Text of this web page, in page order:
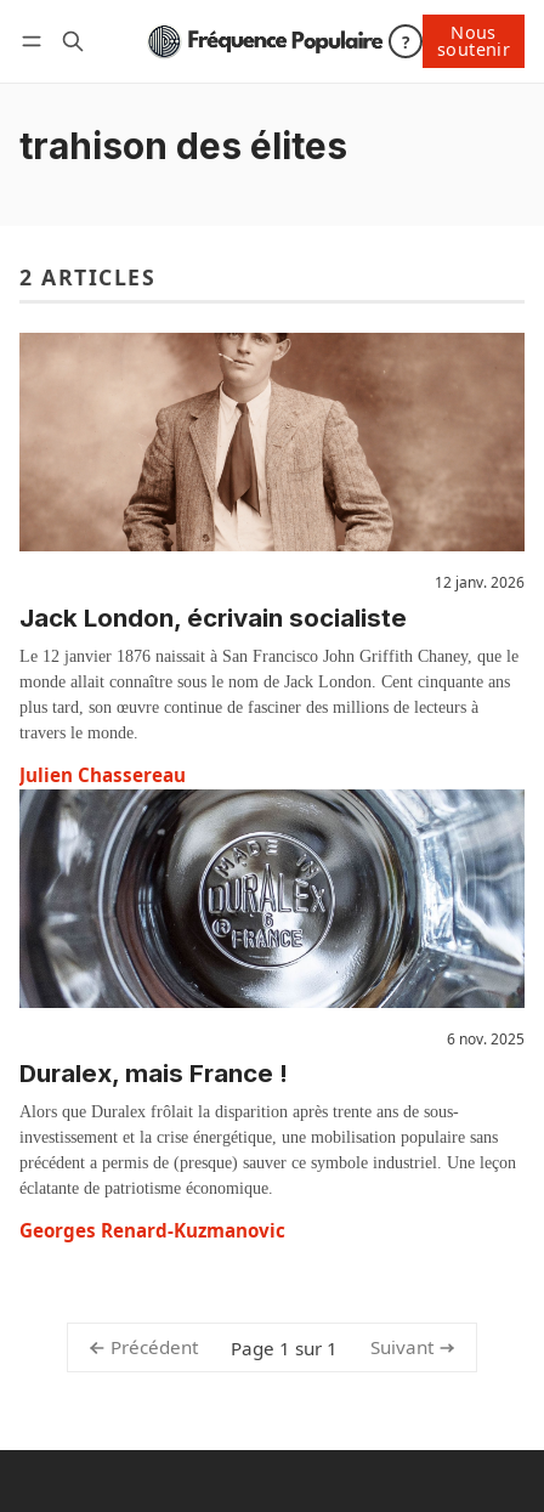
? Nous
soutenir
Nous soutenir
trahison des élites
2 ARTICLES
12 janv. 2026
Jack London, écrivain socialiste
Le 12 janvier 1876 naissait à San Francisco John Griffith Chaney, que le
monde allait connaître sous le nom de Jack London. Cent cinquante ans
plus tard, son œuvre continue de fasciner des millions de lecteurs à
travers le monde.
Julien Chassereau
6 nov. 2025
Duralex, mais France !
Alors que Duralex frôlait la disparition après trente ans de sous-
investissement et la crise énergétique, une mobilisation populaire sans
précédent a permis de (presque) sauver ce symbole industriel. Une leçon
éclatante de patriotisme économique.
Georges Renard-Kuzmanovic
Précédent Page 1 sur 1 Suivant